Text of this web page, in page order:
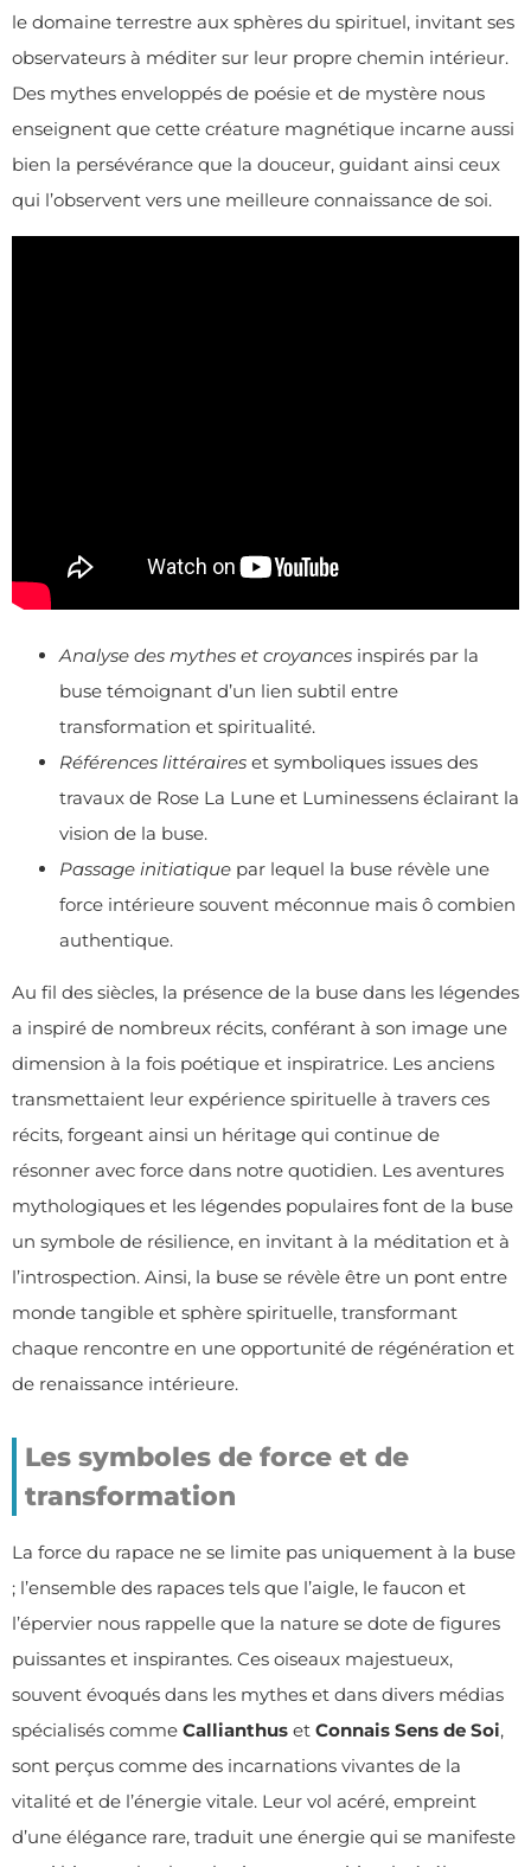
le domaine terrestre aux sphères du spirituel, invitant ses
observateurs à méditer sur leur propre chemin intérieur.
Des mythes enveloppés de poésie et de mystère nous
enseignent que cette créature magnétique incarne aussi
bien la persévérance que la douceur, guidant ainsi ceux
qui l’observent vers une meilleure connaissance de soi.
Analyse des mythes et croyances inspirés par la
buse témoignant d’un lien subtil entre
transformation et spiritualité.
Références littéraires et symboliques issues des
travaux de Rose La Lune et Luminessens éclairant la
vision de la buse.
Passage initiatique par lequel la buse révèle une
force intérieure souvent méconnue mais ô combien
authentique.
Au fil des siècles, la présence de la buse dans les légendes
a inspiré de nombreux récits, conférant à son image une
dimension à la fois poétique et inspiratrice. Les anciens
transmettaient leur expérience spirituelle à travers ces
récits, forgeant ainsi un héritage qui continue de
résonner avec force dans notre quotidien. Les aventures
mythologiques et les légendes populaires font de la buse
un symbole de résilience, en invitant à la méditation et à
l’introspection. Ainsi, la buse se révèle être un pont entre
monde tangible et sphère spirituelle, transformant
chaque rencontre en une opportunité de régénération et
de renaissance intérieure.
Les symboles de force et de
transformation
La force du rapace ne se limite pas uniquement à la buse
; l’ensemble des rapaces tels que l’aigle, le faucon et
l’épervier nous rappelle que la nature se dote de figures
puissantes et inspirantes. Ces oiseaux majestueux,
souvent évoqués dans les mythes et dans divers médias
spécialisés comme Callianthus et Connais Sens de Soi,
sont perçus comme des incarnations vivantes de la
vitalité et de l’énergie vitale. Leur vol acéré, empreint
d’une élégance rare, traduit une énergie qui se manifeste